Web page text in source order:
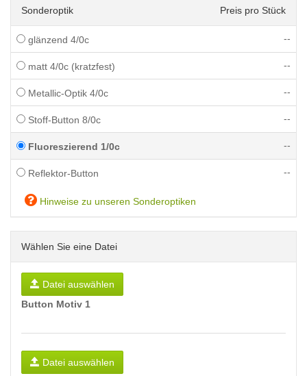
Sonderoptik Preis pro Stück
glänzend 4/0c --
matt 4/0c (kratzfest) --
Metallic-Optik 4/0c --
Stoff-Button 8/0c --
Fluoreszierend 1/0c --
Reflektor-Button --
Hinweise zu unseren Sonderoptiken
Wählen Sie eine Datei
Datei auswählen
Button Motiv 1
Datei auswählen